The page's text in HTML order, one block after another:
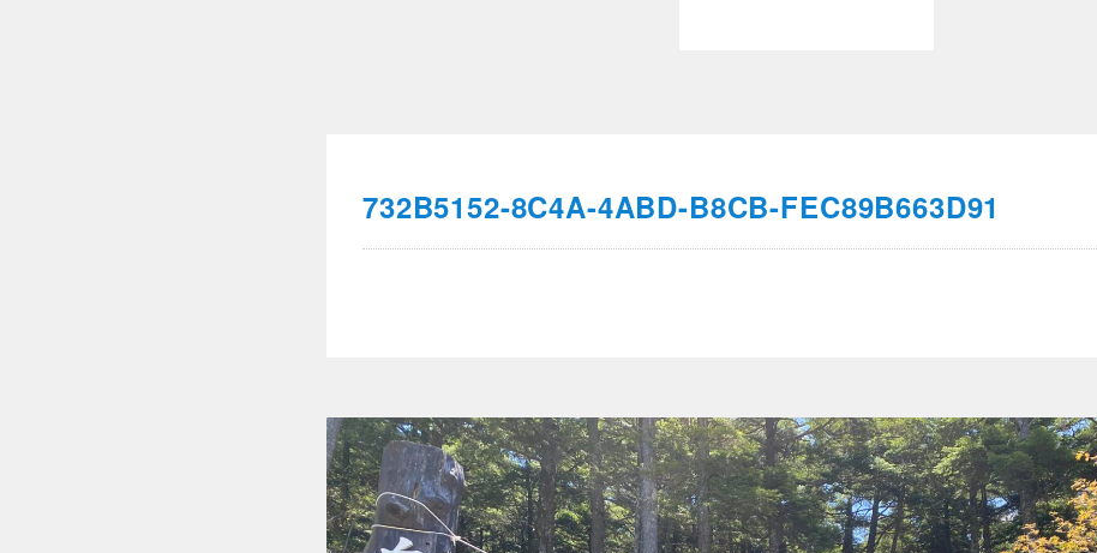
732B5152-8C4A-4ABD-B8CB-FEC89B663D91